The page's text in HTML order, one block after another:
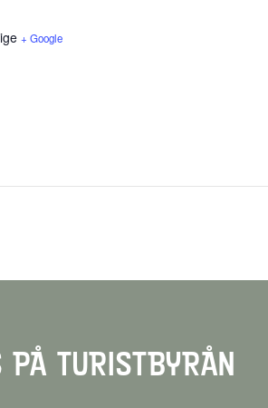
+ Google
PÅ TURISTBYRÅN